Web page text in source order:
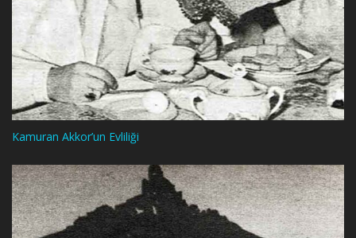
Kamuran Akkor’un Evliliği